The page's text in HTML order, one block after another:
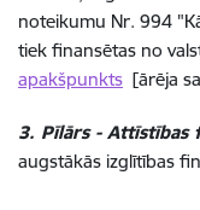
noteikumu Nr. 994
tiek finansētas no
apakšpunkts [ārēja
3. Pīlārs - Attīstības
augstākās izglītības